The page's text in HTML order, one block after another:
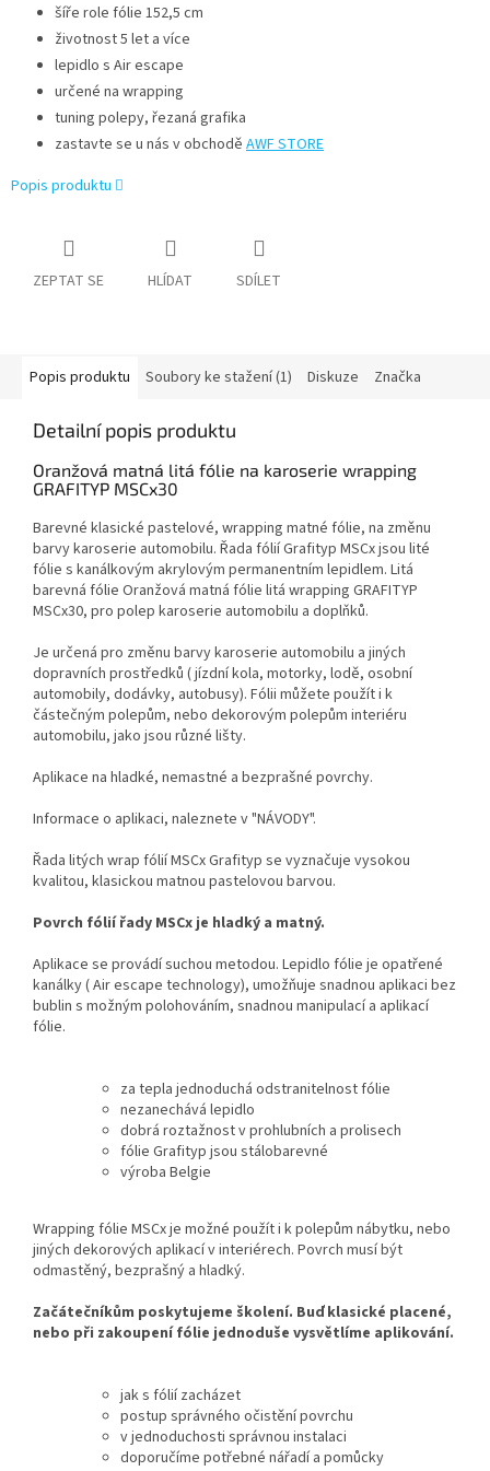
šíře role fólie 152,5 cm
životnost 5 let a více
lepidlo s Air escape
určené na wrapping
tuning polepy, řezaná grafika
zastavte se u nás v obchodě AWF STORE
Popis produktu
ZEPTAT SE HLÍDAT SDÍLET
Popis produktu Soubory ke stažení (1) Diskuze Značka
Detailní popis produktu
Oranžová matná litá fólie na karoserie wrapping
GRAFITYP MSCx30
Barevné klasické pastelové, wrapping matné fólie, na změnu
barvy karoserie automobilu. Řada fólií Grafityp MSCx jsou lité
fólie s kanálkovým akrylovým permanentním lepidlem. Litá
barevná fólie Oranžová matná fólie litá wrapping GRAFITYP
MSCx30, pro polep karoserie automobilu a doplňků.
Je určená pro změnu barvy karoserie automobilu a jiných
dopravních prostředků ( jízdní kola, motorky, lodě, osobní
automobily, dodávky, autobusy). Fólii můžete použít i k
částečným polepům, nebo dekorovým polepům interiéru
automobilu, jako jsou různé lišty.
Aplikace na hladké, nemastné a bezprašné povrchy.
Informace o aplikaci, naleznete v "NÁVODY".
Řada litých wrap fólií MSCx Grafityp se vyznačuje vysokou
kvalitou, klasickou matnou pastelovou barvou.
Povrch fólií řady MSCx je hladký a matný.
Aplikace se provádí suchou metodou. Lepidlo fólie je opatřené
kanálky ( Air escape technology), umožňuje snadnou aplikaci bez
bublin s možným polohováním, snadnou manipulací a aplikací
fólie.
za tepla jednoduchá odstranitelnost fólie
nezanechává lepidlo
dobrá roztažnost v prohlubních a prolisech
fólie Grafityp jsou stálobarevné
výroba Belgie
Wrapping fólie MSCx je možné použít i k polepům nábytku, nebo
jiných dekorových aplikací v interiérech. Povrch musí být
odmastěný, bezprašný a hladký.
Začátečníkům poskytujeme školení. Buď klasické placené,
nebo při zakoupení fólie jednoduše vysvětlíme aplikování.
jak s fólií zacházet
postup správného očistění povrchu
v jednoduchosti správnou instalaci
doporučíme potřebné nářadí a pomůcky